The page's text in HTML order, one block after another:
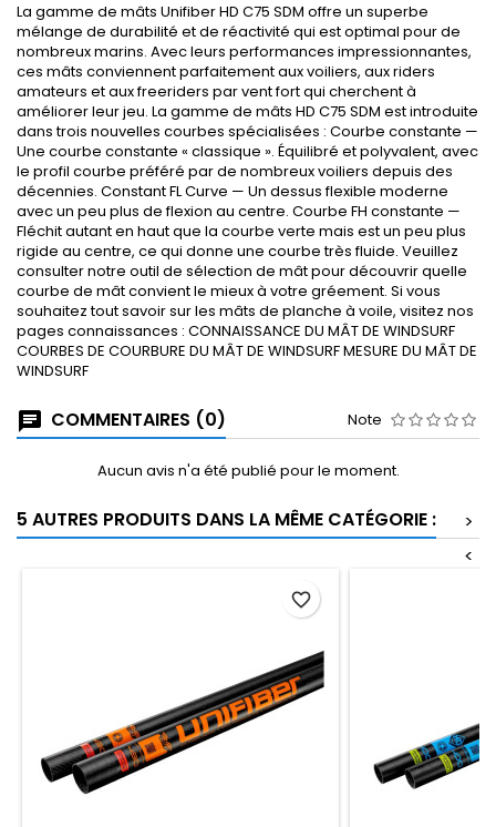
La gamme de mâts Unifiber HD C75 SDM offre un superbe
mélange de durabilité et de réactivité qui est optimal pour de
nombreux marins. Avec leurs performances impressionnantes,
ces mâts conviennent parfaitement aux voiliers, aux riders
amateurs et aux freeriders par vent fort qui cherchent à
améliorer leur jeu. La gamme de mâts HD C75 SDM est introduite
dans trois nouvelles courbes spécialisées : Courbe constante —
Une courbe constante « classique ». Équilibré et polyvalent, avec
le profil courbe préféré par de nombreux voiliers depuis des
décennies. Constant FL Curve — Un dessus flexible moderne
avec un peu plus de flexion au centre. Courbe FH constante —
Fléchit autant en haut que la courbe verte mais est un peu plus
rigide au centre, ce qui donne une courbe très fluide. Veuillez
consulter notre outil de sélection de mât pour découvrir quelle
courbe de mât convient le mieux à votre gréement. Si vous
souhaitez tout savoir sur les mâts de planche à voile, visitez nos
pages connaissances : CONNAISSANCE DU MÂT DE WINDSURF
COURBES DE COURBURE DU MÂT DE WINDSURF MESURE DU MÂT DE
WINDSURF
COMMENTAIRES (0) Note
Aucun avis n'a été publié pour le moment.
5 AUTRES PRODUITS DANS LA MÊME CATÉGORIE :
>
<
favorite_border